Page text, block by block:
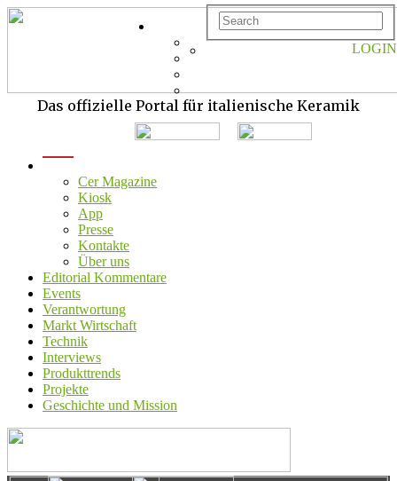
Das offizielle Portal für italienische Keramik
Cer Magazine
Kiosk
App
Presse
Kontakte
Über uns
Editorial Kommentare
Events
Verantwortung
Markt Wirtschaft
Technik
Interviews
Produkttrends
Projekte
Geschichte und Mission
LOGIN